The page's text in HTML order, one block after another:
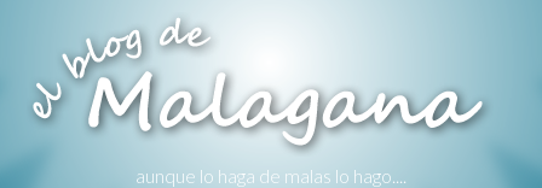
aunque lo haga de malas lo hago....